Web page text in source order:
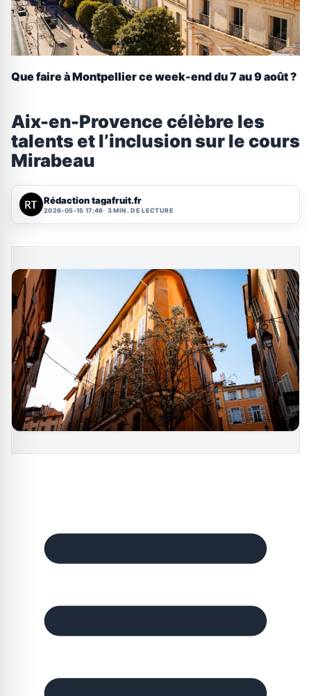
Que faire à Montpellier ce week-end du 7 au 9 août ?
Aix-en-Provence célèbre les
talents et l’inclusion sur le cours
Mirabeau
Rédaction tagafruit.fr
2026-05-15 17:46 3 MIN. DE LECTURE